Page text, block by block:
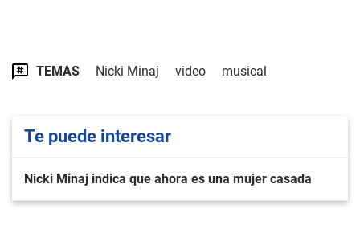
TEMAS Nicki Minaj video musical
Te puede interesar
Nicki Minaj indica que ahora es una mujer casada